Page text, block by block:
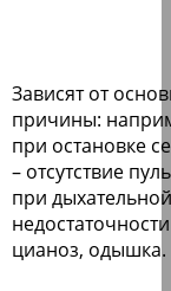
Зависят от
причины:
при остановке
– отсутствие
при дыхательной
цианоз, одышка.